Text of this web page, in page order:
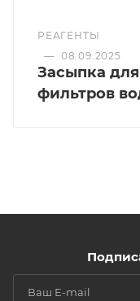
РЕАГЕНТЫ
— 08.09.2025
Засыпка для
фильтров